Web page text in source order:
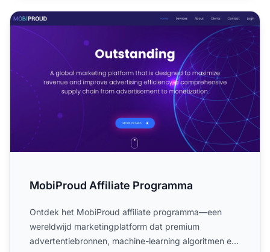
MobiProud Affiliate Programma
MobiProud Affiliate Programma
Ontdek het MobiProud affiliate programma—een
wereldwijd marketingplatform dat premium
advertentiebronnen, machine-learning algoritmen en